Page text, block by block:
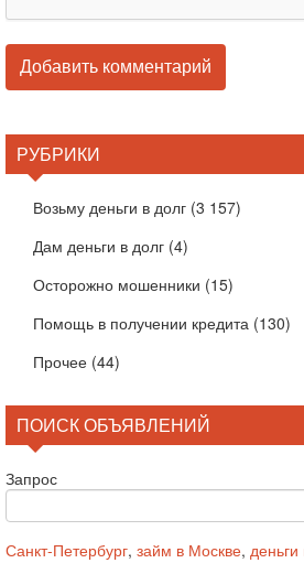
РУБРИКИ
Возьму деньги в долг (3 157)
Дам деньги в долг (4)
Осторожно мошенники (15)
Помощь в получении кредита (130)
Прочее (44)
ПОИСК ОБЪЯВЛЕНИЙ
Запрос
Санкт-Петербург, займ в Москве, деньги